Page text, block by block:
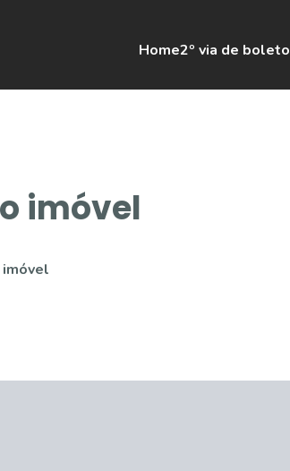
Home2º via de boleto
imóvel